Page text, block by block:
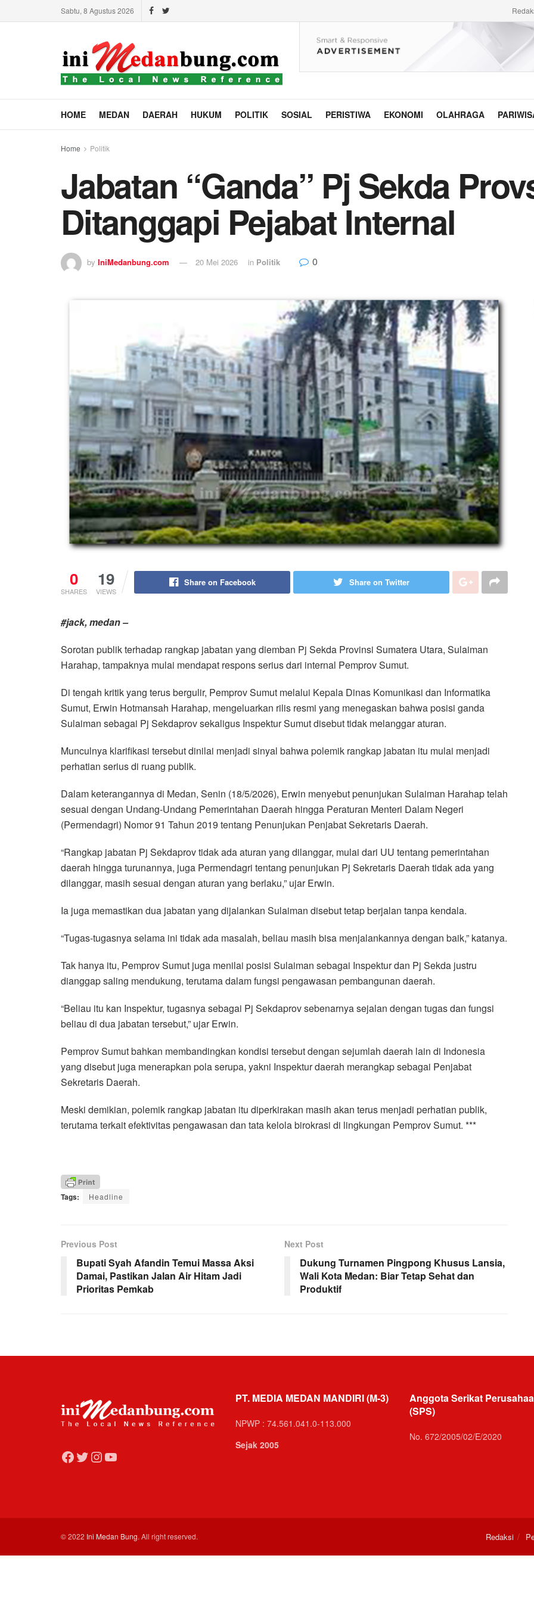
Sabtu, 8 Agustus 2026
HOME MEDAN DAERAH HUKUM POLITIK SOSIAL PERISTIWA EKONOMI OLAHRAGA
Home Politik
Jabatan “Ganda” Pj Sekda
Ditanggapi Pejabat Internal
by IniMedanbung.com 20 Mei 2026 in Politik 0
0
SHARES
19
VIEWS
Share on Facebook Share on Twitter
#jack, medan –
Sorotan publik terhadap rangkap jabatan yang diemban Pj Sekda Provinsi Sumatera Utara, Sulaiman
Harahap, tampaknya mulai mendapat respons serius dari internal Pemprov Sumut.
Di tengah kritik yang terus bergulir, Pemprov Sumut melalui Kepala Dinas Komunikasi dan Informatika
Sumut, Erwin Hotmansah Harahap, mengeluarkan rilis resmi yang menegaskan bahwa posisi ganda
Sulaiman sebagai Pj Sekdaprov sekaligus Inspektur Sumut disebut tidak melanggar aturan.
Munculnya klarifikasi tersebut dinilai menjadi sinyal bahwa polemik rangkap jabatan itu mulai menjadi
perhatian serius di ruang publik.
Dalam keterangannya di Medan, Senin (18/5/2026), Erwin menyebut penunjukan Sulaiman Harahap telah
sesuai dengan Undang-Undang Pemerintahan Daerah hingga Peraturan Menteri Dalam Negeri
(Permendagri) Nomor 91 Tahun 2019 tentang Penunjukan Penjabat Sekretaris Daerah.
“Rangkap jabatan Pj Sekdaprov tidak ada aturan yang dilanggar, mulai dari UU tentang pemerintahan
daerah hingga turunannya, juga Permendagri tentang penunjukan Pj Sekretaris Daerah tidak ada yang
dilanggar, masih sesuai dengan aturan yang berlaku,” ujar Erwin.
Ia juga memastikan dua jabatan yang dijalankan Sulaiman disebut tetap berjalan tanpa kendala.
“Tugas-tugasnya selama ini tidak ada masalah, beliau masih bisa menjalankannya dengan baik,” katanya.
Tak hanya itu, Pemprov Sumut juga menilai posisi Sulaiman sebagai Inspektur dan Pj Sekda justru
dianggap saling mendukung, terutama dalam fungsi pengawasan pembangunan daerah.
“Beliau itu kan Inspektur, tugasnya sebagai Pj Sekdaprov sebenarnya sejalan dengan tugas dan fungsi
beliau di dua jabatan tersebut,” ujar Erwin.
Pemprov Sumut bahkan membandingkan kondisi tersebut dengan sejumlah daerah lain di Indonesia
yang disebut juga menerapkan pola serupa, yakni Inspektur daerah merangkap sebagai Penjabat
Sekretaris Daerah.
Meski demikian, polemik rangkap jabatan itu diperkirakan masih akan terus menjadi perhatian publik,
terutama terkait efektivitas pengawasan dan tata kelola birokrasi di lingkungan Pemprov Sumut. ***
Tags: Headline
Previous Post
Bupati Syah Afandin Temui Massa Aksi
Damai, Pastikan Jalan Air Hitam Jadi
Prioritas Pemkab
Next Post
Dukung Turnamen Pingpong Khusus Lansia,
Wali Kota Medan: Biar Tetap Sehat dan
Produktif
Facebook
Twitter
Instagram
YouTube
PT. MEDIA MEDAN MANDIRI (M-3)
NPWP : 74.561.041.0-113.000
Sejak 2005
Anggota Serikat
(SPS)
No. 672/2005/02/E/2020
Redaksi
© 2022 Ini Medan Bung. All right reserved.